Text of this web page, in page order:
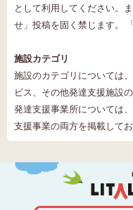
として利用してください。
せ」投稿を固く禁じます。
施設カテゴリ
施設のカテゴリについては
ビス、その他発達支援施設
発達支援事業所については
支援事業の両方を掲載してお